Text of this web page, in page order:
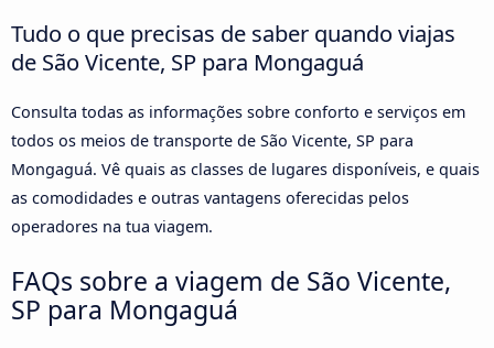
Tudo o que precisas de saber quando viajas
de São Vicente, SP para Mongaguá
Consulta todas as informações sobre conforto e serviços em
todos os meios de transporte de São Vicente, SP para
Mongaguá. Vê quais as classes de lugares disponíveis, e quais
as comodidades e outras vantagens oferecidas pelos
operadores na tua viagem.
FAQs sobre a viagem de São Vicente,
SP para Mongaguá